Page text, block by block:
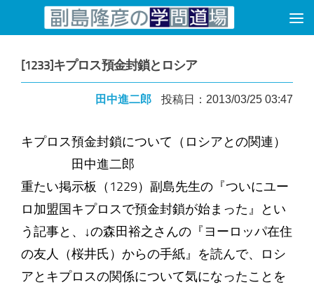
コンテンツへスキップ
[1233]キプロス預金封鎖とロシア
田中進二郎 投稿日：2013/03/25 03:47
キプロス預金封鎖について（ロシアとの関連）
田中進二郎
重たい掲示板（1229）副島先生の『ついにユー
ロ加盟国キプロスで預金封鎖が始まった』とい
う記事と、↓の森田裕之さんの『ヨーロッパ在住
の友人（桜井氏）からの手紙』を読んで、ロシ
アとキプロスの関係について気になったことを